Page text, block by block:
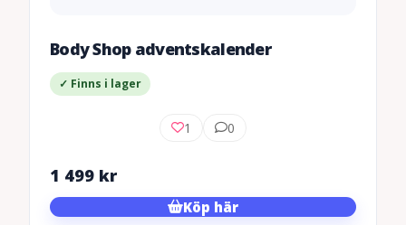
Body Shop adventskalender
✓ Finns i lager
1 0
1 499 kr
Köp här